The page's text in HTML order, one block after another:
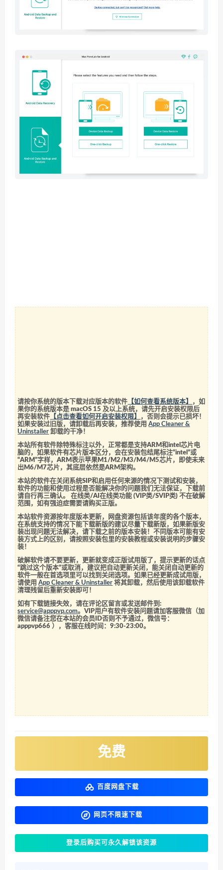
请按你系统的版本下载对应版本的软件 【如何查看系统版本】
，如
果你的系统版本是 macOS 15 及以上系统，请先开启安装权限后
再安装软件 【点击查看如何开启安装权限】
，否则会提示已损坏！
如果安装过旧版，请卸载后再安装，推荐使用App Cleaner &
Uninstaller 卸载的干净！
本站所有软件除特殊标注以外，正常都是支持ARM和intel芯片电
脑的，如果软件有芯片版本区分，会在安装包结尾标注“intel”或
“ARM”字样，ARM表示苹果M1/M2/M3/M4/M5芯片，即使未来
出M6/M7芯片，其底层依然是ARM架构。
本站的软件在关闭系统SIP和启用任何来源的情况下测试和安装，
软件的功能和使用过程是否能解决你的问题我们无法保证，下载前
请自行再三确认。 在线类/AI在线类功能 (VIP类/SVIP类) 不在破解
范围，如有强迫症需要请购买正版。
本站软件资源按年度版本更新，网盘资源包括该年度的各个版本，
在系统支持的情况下能下载新版的建议尽量下载新版，如果新版安
装出现问题无法解决，请下载之前的版本安装！不同版本可能有安
装方式上的区别，请按照安装包里的安装教程或安装说明的步骤安
装！
破解软件请不要更新，更新就变成正版试用版了，提示更新的话点
“跳过这个版本”或取消，建议把自动更新关闭，能关闭自动更新的
软件一般在首选项里可以找到关闭选项。如果已经更新成试用版，
请使用App Cleaner & Uninstaller 将其卸载，然后使用该卸载软件
清理残留后重新安装即可！
如有下载链接失效，请在评论区留言或发送邮件到:
service@apppvp.com。VIP用户有软件安装问题请加客服微信（加
微信请备注您在本站的会员ID否则不予通过，微信号：
apppvp666 ），客服在线时间：9:30-23:00。
免费
百度网盘下载
网页不限速下载
登录后购买可永久解锁该资源